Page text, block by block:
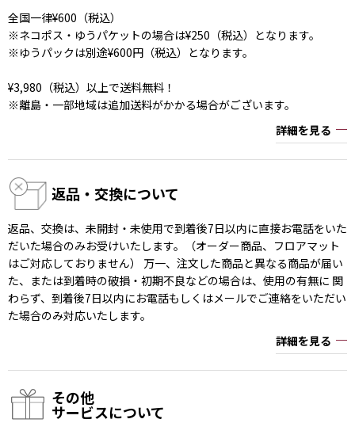
全国一律¥600（税込）
※ネコポス・ゆうパケットの場合は¥250（税込）となります。
※ゆうパックは別途¥600円（税込）となります。
¥3,980（税込）以上で送料無料！
※離島・一部地域は追加送料がかかる場合がございます。
詳細を見る
返品・交換について
返品、交換は、未開封・未使用で到着後7日以内に直接お電話をいた
だいた場合のみお受けいたします。（オーダー商品、フロアマット
はご対応しておりません） 万一、注文した商品と異なる商品が届い
た、または到着時の破損・初期不良などの場合は、使用の有無に 関
わらず、到着後7日以内にお電話もしくはメールでご連絡をいただい
た場合のみ対応いたします。
詳細を見る
その他
サービスについて